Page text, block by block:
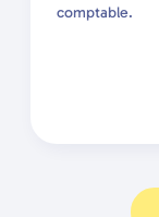
comptable.